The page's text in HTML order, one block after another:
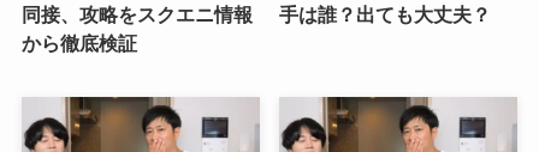
同接、攻略をスクエニ情報
から徹底検証
手は誰？出ても大丈夫？